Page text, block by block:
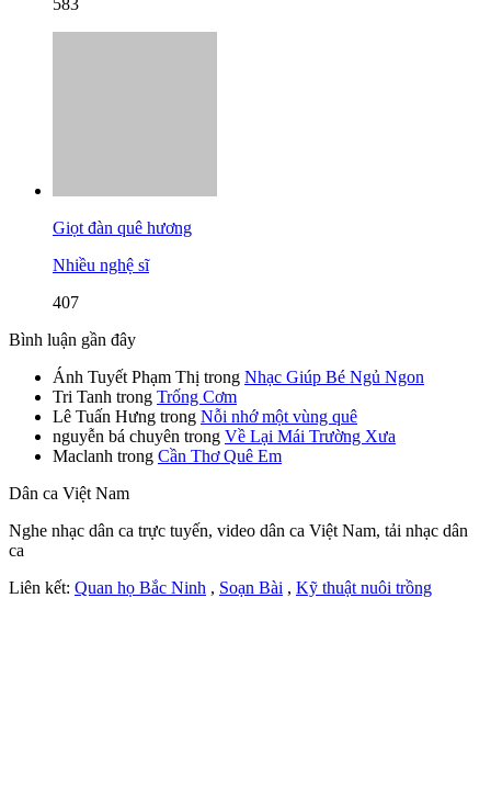
583
Giọt đàn quê hương
Nhiều nghệ sĩ
407
Bình luận gần đây
Ánh Tuyết Phạm Thị trong Nhạc Giúp Bé Ngủ Ngon
Tri Tanh trong Trống Cơm
Lê Tuấn Hưng trong Nỗi nhớ một vùng quê
nguyễn bá chuyên trong Về Lại Mái Trường Xưa
Maclanh trong Cần Thơ Quê Em
Dân ca Việt Nam
Nghe nhạc dân ca trực tuyến, video dân ca Việt Nam, tải nhạc dân
ca
Liên kết: Quan họ Bắc Ninh , Soạn Bài , Kỹ thuật nuôi trồng